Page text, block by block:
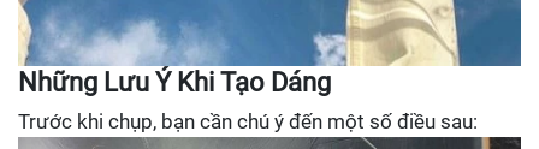
Những Lưu Ý Khi Tạo Dáng
Trước khi chụp, bạn cần chú ý đến một số điều sau: